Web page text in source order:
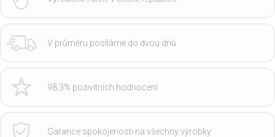
V průměru posíláme do dvou dnů
98,3% pozivitních hodnocení
Garance spokojenosti na všechny výrobky